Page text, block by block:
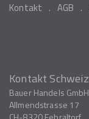
Kontakt AGB
Kontakt Schweiz
Bauer Handels GmbH
Allmendstrasse 17